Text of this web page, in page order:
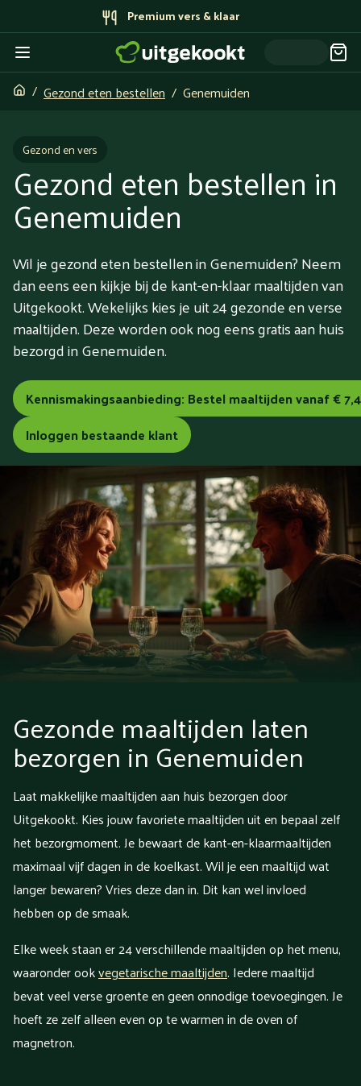
Bereid door topchefs
Gezond eten bestellen Genemuiden
Gezond en vers
Gezond eten bestellen in
Genemuiden
Wil je gezond eten bestellen in Genemuiden? Neem
dan eens een kijkje bij de kant-en-klaar maaltijden van
Uitgekookt. Wekelijks kies je uit 24 gezonde en verse
maaltijden. Deze worden ook nog eens gratis aan huis
bezorgd in Genemuiden.
Kennismakingsaanbieding: Bestel maaltijden vanaf €
Inloggen bestaande klant
Gezonde maaltijden laten
bezorgen in Genemuiden
Laat makkelijke maaltijden aan huis bezorgen door
Uitgekookt. Kies jouw favoriete maaltijden uit en bepaal zelf
het bezorgmoment. Je bewaart de kant-en-klaarmaaltijden
maximaal vijf dagen in de koelkast. Wil je een maaltijd wat
langer bewaren? Vries deze dan in. Dit kan wel invloed
hebben op de smaak.
Elke week staan er 24 verschillende maaltijden op het menu,
waaronder ookvegetarische maaltijden. Iedere maaltijd
bevat veel verse groente en geen onnodige toevoegingen. Je
hoeft ze zelf alleen even op te warmen in de oven of
magnetron.